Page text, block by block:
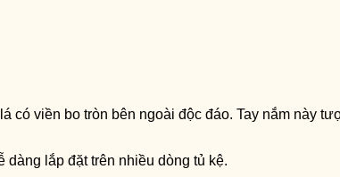
lá có viền bo tròn bên ngoài độc đáo. Tay nắm này
lắp đặt trên nhiều dòng tủ kệ.